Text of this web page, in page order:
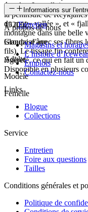
épaules. Le pull tire son
la péninsule de
du mot « vallée », et «
montagne dans une belle
islandaise avec ses fibres
fils). Le tissage fin
légèreté, ce qui en fait
Disponible en plusieurs
SKU
152052
Groupe d'âge
Adulte
Modèle
Femelle
Informations sur
Entretien
À propos de nous
Magasins et
L’histoire d’Icewear
Emplois
Contactez-nous
Links
Blogue
Collections
Service
Entretien
Foire aux questions
Tailles
Conditions générales et
Politique de